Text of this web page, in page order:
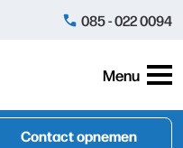
085 - 022 0094
Menu
Contact opnemen